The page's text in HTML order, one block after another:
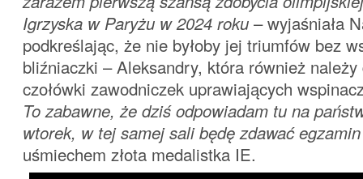
Igrzyska w Paryżu w 2024 roku – wyjaśniała
podkreślając, że nie byłoby jej triumfów bez
bliźniaczki – Aleksandry, która również
czołówki zawodniczek uprawiających
To zabawne, że dziś odpowiadam tu na
wtorek, w tej samej sali będę zdawać egzamin
uśmiechem złota medalistka IE.